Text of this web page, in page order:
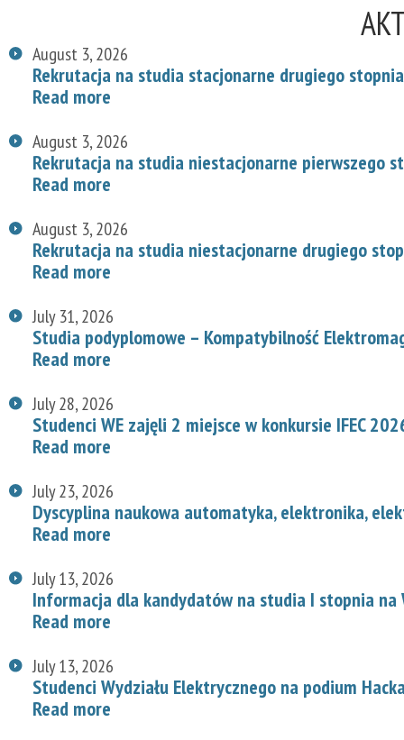
August 3, 2026
Rekrutacja na studia stacjonarne drugiego
Read more
August 3, 2026
Rekrutacja na studia niestacjonarne pierwszego
Read more
August 3, 2026
Rekrutacja na studia niestacjonarne drugiego
Read more
July 31, 2026
Studia podyplomowe – Kompatybilność
Read more
July 28, 2026
Studenci WE zajęli 2 miejsce w konkursie IFEC
Read more
July 23, 2026
Dyscyplina naukowa automatyka, elektronika,
Read more
July 13, 2026
Informacja dla kandydatów na studia I stopnia na
Read more
July 13, 2026
Studenci Wydziału Elektrycznego na podium
Read more